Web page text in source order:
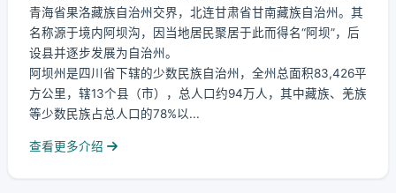
青海省果洛藏族自治州交界，北连甘肃省甘南藏族自治州。其
名称源于境内阿坝沟，因当地居民聚居于此而得名“阿坝”，后
设县并逐步发展为自治州。
阿坝州是四川省下辖的少数民族自治州，全州总面积83,426平
方公里，辖13个县（市），总人口约94万人，其中藏族、羌族
等少数民族占总人口的78%以...
查看更多介绍